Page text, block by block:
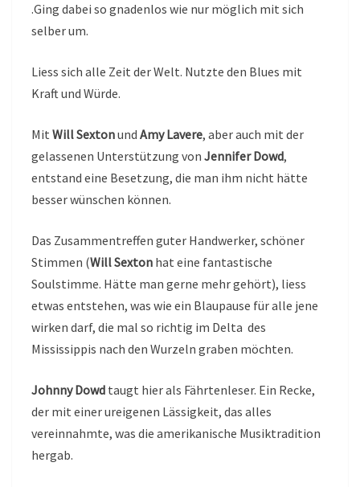
.Ging dabei so gnadenlos wie nur möglich mit sich
selber um.
Liess sich alle Zeit der Welt. Nutzte den Blues mit
Kraft und Würde.
Mit Will Sextonund Amy Lavere, aber auch mit der
gelassenen Unterstützung von Jennifer Dowd,
entstand eine Besetzung, die man ihm nicht hätte
besser wünschen können.
Das Zusammentreffen guter Handwerker, schöner
Stimmen (Will Sexton hat eine fantastische
Soulstimme. Hätte man gerne mehr gehört), liess
etwas entstehen, was wie ein Blaupause für alle jene
wirken darf, die mal so richtig im Delta des
Mississippis nach den Wurzeln graben möchten.
Johnny Dowd taugt hier als Fährtenleser. Ein Recke,
der mit einer ureigenen Lässigkeit, das alles
vereinnahmte, was die amerikanische Musiktradition
hergab.